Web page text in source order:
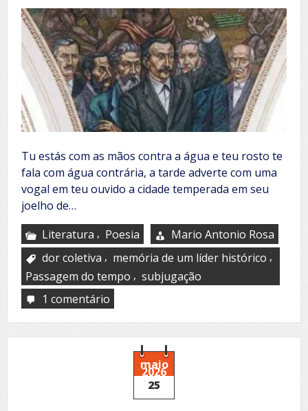
Tu estás com as mãos contra a água e teu rosto te
fala com água contrária, a tarde adverte com uma
vogal em teu ouvido a cidade temperada em seu
joelho de…
Literatura , Poesia
Mario Antonio Rosa
dor coletiva , memória de um líder histórico ,
Passagem do tempo , subjugação
1 comentário
en
Valparaiso
maio
2026
25